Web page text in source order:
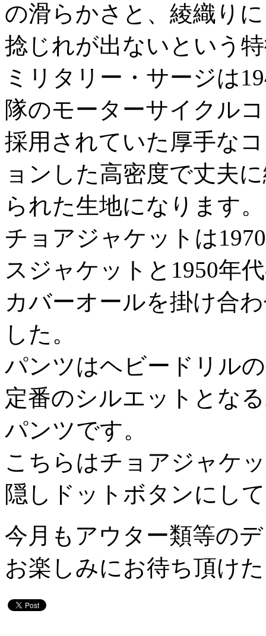
の滑らかさと、綾織り
捻じれが出ないという
ミリタリー・サージは
隊のモーターサイクル
採用されていた厚手な
ョンした高密度で丈夫
られた生地になります。
チョアジャケットは
スジャケットと1950年
カバーオールを掛け合
した。
パンツはヘビードリル
定番のシルエットとな
パンツです。
こちらはチョアジャケ
隠しドットボタンにし
今月もアウター類等の
お楽しみにお待ち頂け